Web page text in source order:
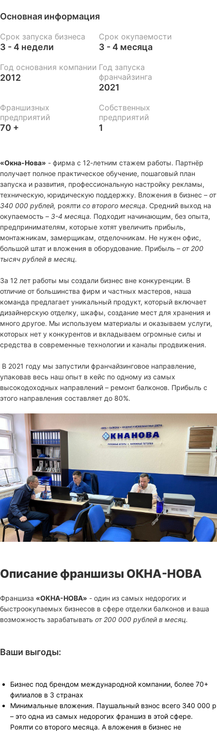
Основная информация
Срок запуска бизнеса
3 - 4 недели
Срок окупаемости
3 - 4 месяца
Год основания компании
2012
Год запуска
франчайзинга
2021
Франшизных
предприятий
70 +
Собственных
предприятий
1
«Окна-Нова» - фирма с 12-летним стажем работы. Партнёр
получает полное практическое обучение, пошаговый план
запуска и развития, профессиональную настройку рекламы,
техническую, юридическую поддержку. Вложения в бизнес – от
340 000 рублей, роялти со второго месяца. Средний выход на
окупаемость – 3-4 месяца. Подходит начинающим, без опыта,
предпринимателям, которые хотят увеличить прибыль,
монтажникам, замерщикам, отделочникам. Не нужен офис,
большой штат и вложения в оборудование. Прибыль – от 200
тысяч рублей в месяц.
За 12 лет работы мы создали бизнес вне конкуренции. В
отличие от большинства фирм и частных мастеров, наша
команда предлагает уникальный продукт, который включает
дизайнерскую отделку, шкафы, создание мест для хранения и
много другое. Мы используем материалы и оказываем услуги,
которых нет у конкурентов и вкладываем огромные силы и
средства в современные технологии и каналы продвижения.
В 2021 году мы запустили франчайзинговое направление,
упаковав весь наш опыт в кейс по одному из самых
высокодоходных направлений – ремонт балконов. Прибыль с
этого направления составляет до 80%.
Описание франшизы ОКНА-НОВА
Франшиза «ОКНА-НОВА» - один из самых недорогих и
быстроокупаемых бизнесов в сфере отделки балконов и ваша
возможность зарабатывать от 200 000 рублей в месяц.
Ваши выгоды:
Бизнес под брендом международной компании, более 70+
филиалов в 3 странах
Минимальные вложения. Паушальный взнос всего 340 000 р
– это одна из самых недорогих франшиз в этой сфере.
Роялти со второго месяца. А вложения в бизнес не